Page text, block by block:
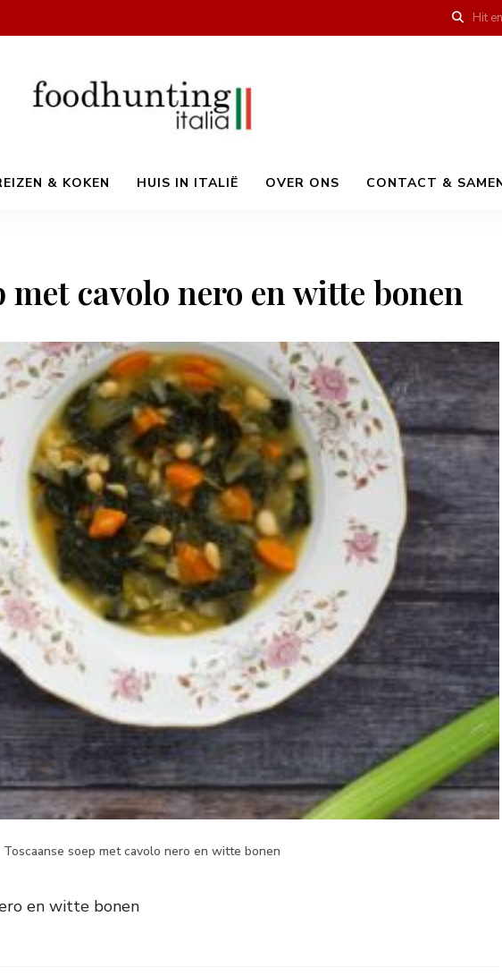
Foodhunting
jacht
naar
beste
Italiaanse
recepten
& KOKEN HUIS IN ITALIË OVER ONS CONTACT &
met cavolo nero en witte bonen
Toscaanse soep met cavolo nero en witte bonen
en witte bonen